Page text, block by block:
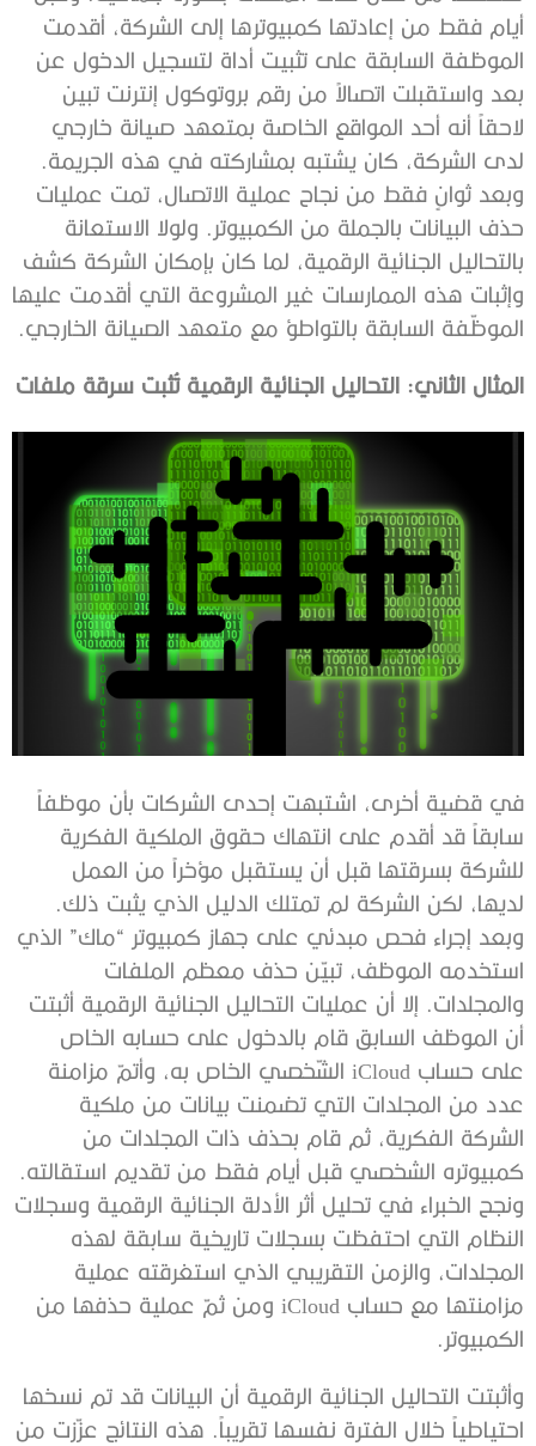
أيام فقط من إعادتها كمبيوترها إلى الشركة، أقدمت
الموظفة السابقة على تثبيت أداة لتسجيل الدخول عن
بعد واستقبلت اتصالاً من رقم بروتوكول إنترنت تبين
لاحقاً أنه أحد المواقع الخاصة بمتعهد صيانة خارجي
لدى الشركة، كان يشتبه بمشاركته في هذه الجريمة.
وبعد ثوانٍ فقط من نجاح عملية الاتصال، تمت عمليات
حذف البيانات بالجملة من الكمبيوتر. ولولا الاستعانة
بالتحاليل الجنائية الرقمية، لما كان بإمكان الشركة كشف
وإثبات هذه الممارسات غير المشروعة التي أقدمت عليها
الموظّفة السابقة بالتواطؤ مع متعهد الصيانة الخارجي.
المثال الثاني: التحاليل الجنائية الرقمية تُثبت سرقة ملفات
في قضية أخرى، اشتبهت إحدى الشركات بأن موظفاً
سابقاً قد أقدم على انتهاك حقوق الملكية الفكرية
للشركة بسرقتها قبل أن يستقبل مؤخراً من العمل
لديها، لكن الشركة لم تمتلك الدليل الذي يثبت ذلك.
وبعد إجراء فحص مبدئي على جهاز كمبيوتر “ماك” الذي
استخدمه الموظف، تبيّن حذف معظم الملفات
والمجلدات. إلا أن عمليات التحاليل الجنائية الرقمية أثبتت
أن الموظف السابق قام بالدخول على حسابه الخاص
على حساب iCloud الشّخصي الخاص به، وأتمّ مزامنة
عدد من المجلدات التي تضمنت بيانات من ملكية
الشركة الفكرية، ثم قام بحذف ذات المجلدات من
كمبيوتره الشخصي قبل أيام فقط من تقديم استقالته.
ونجح الخبراء في تحليل أثر الأدلة الجنائية الرقمية وسجلات
النظام التي احتفظت بسجلات تاريخية سابقة لهذه
المجلدات، والزمن التقريبي الذي استغرقته عملية
مزامنتها مع حساب iCloud ومن ثمّ عملية حذفها من
الكمبيوتر.
وأثبتت التحاليل الجنائية الرقمية أن البيانات قد تم نسخها
احتياطياً خلال الفترة نفسها تقريباً. هذه النتائج عزّزت من